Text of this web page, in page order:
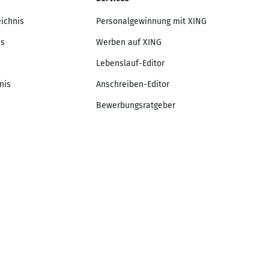
Personalgewinnung mit XING
Werben auf XING
Lebenslauf-Editor
Anschreiben-Editor
Bewerbungsratgeber